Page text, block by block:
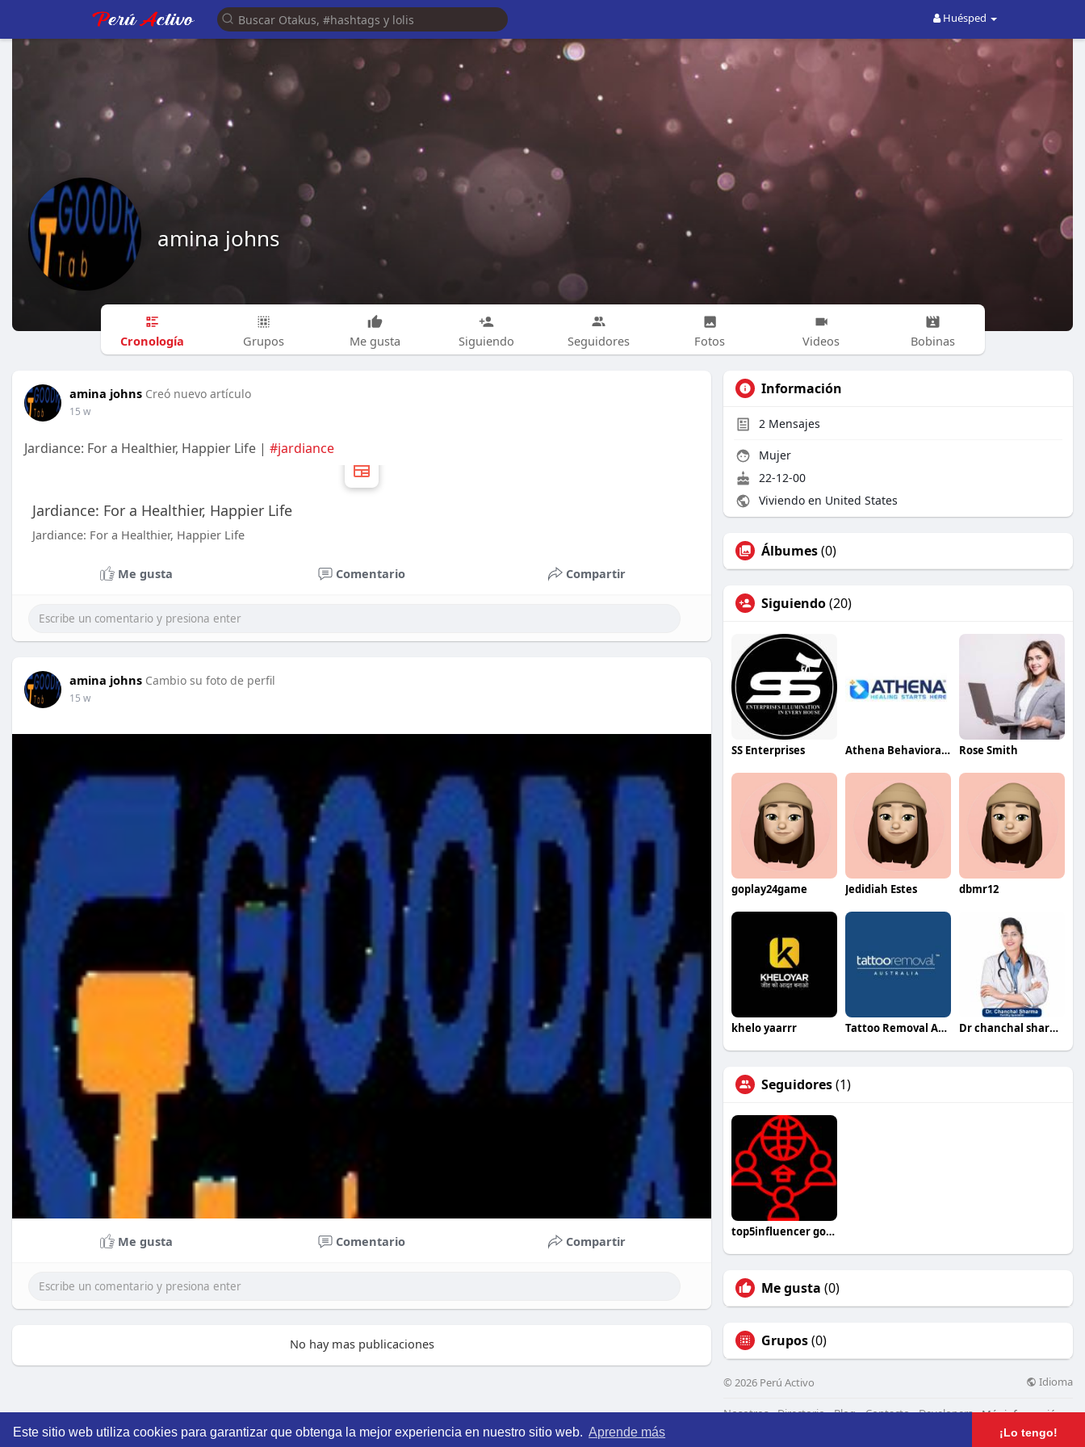
Este sitio web utiliza cookies para garantizar que obtenga la mejor experiencia en nuestro sitio web. Aprende más ¡Lo tengo!
Huésped
amina johns
Cronología Grupos Me gusta Siguiendo Seguidores Fotos Videos Bobinas
amina johns Creó nuevo artículo
15 w
Jardiance: For a Healthier, Happier Life | #jardiance
Jardiance: For a Healthier, Happier Life
Jardiance: For a Healthier, Happier Life
Me gusta Comentario Compartir
amina johns Cambio su foto de perfil
15 w
Me gusta Comentario Compartir
No hay mas publicaciones
Información
2 Mensajes
Mujer
22-12-00
Viviendo en United States
Álbumes(0)
Siguiendo(20)
SS Enterprises Athena Behavioral Health Rose Smith
goplay24game Jedidiah Estes dbmr12
khelo yaarrr Tattoo Removal Australia Dr chanchal sharma
Seguidores(1)
top5influencer gonewild
Me gusta (0)
Grupos(0)
© 2026 Perú Activo Idioma
Nosotros Directorio Blog Contacto Developers Más información